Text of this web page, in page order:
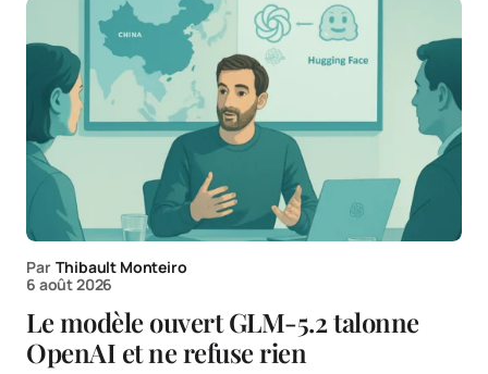
Par Thibault Monteiro
6 août 2026
Le modèle ouvert GLM-5.2 talonne
OpenAI et ne refuse rien